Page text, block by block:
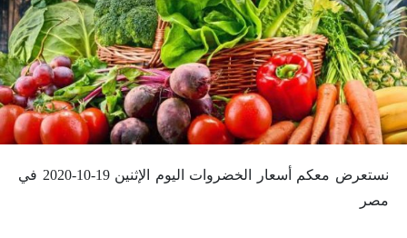
نستعرض معكم أسعار الخضروات اليوم الإثنين 19-10-2020 في
مصر